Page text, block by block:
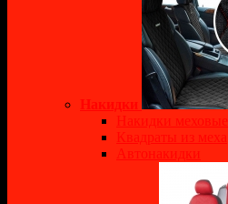
Накидки
Накидки меховые
Квадраты из меха
Автонакидки